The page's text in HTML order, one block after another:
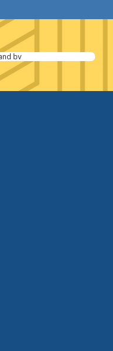
bv